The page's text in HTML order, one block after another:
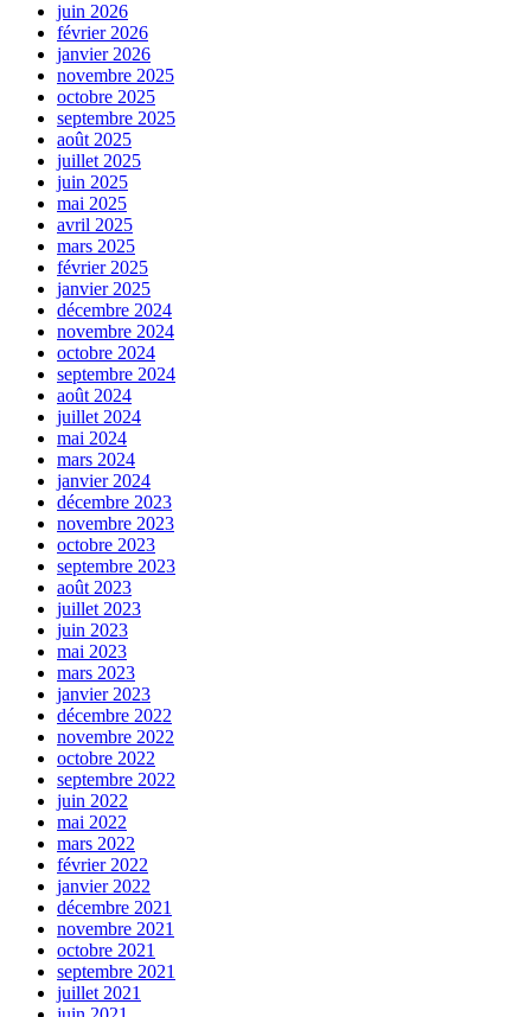
juin 2026
février 2026
janvier 2026
novembre 2025
octobre 2025
septembre 2025
août 2025
juillet 2025
juin 2025
mai 2025
avril 2025
mars 2025
février 2025
janvier 2025
décembre 2024
novembre 2024
octobre 2024
septembre 2024
août 2024
juillet 2024
mai 2024
mars 2024
janvier 2024
décembre 2023
novembre 2023
octobre 2023
septembre 2023
août 2023
juillet 2023
juin 2023
mai 2023
mars 2023
janvier 2023
décembre 2022
novembre 2022
octobre 2022
septembre 2022
juin 2022
mai 2022
mars 2022
février 2022
janvier 2022
décembre 2021
novembre 2021
octobre 2021
septembre 2021
juillet 2021